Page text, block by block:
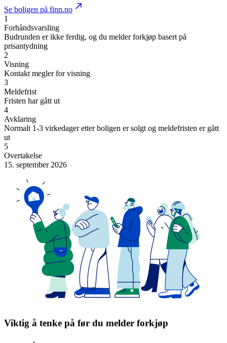
Se boligen på finn.no
1
Forhåndsvarsling
Budrunden er ikke ferdig, og du melder forkjøp basert på
prisantydning
2
Visning
Kontakt megler for visning
3
Meldefrist
Fristen har gått ut
4
Avklaring
Normalt 1-3 virkedager etter boligen er solgt og meldefristen er gått
ut
5
Overtakelse
15. september 2026
Viktig å tenke på før du melder forkjøp